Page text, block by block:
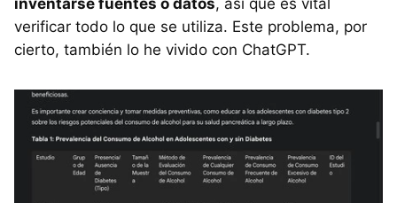
verificar todo lo que se utiliza. Este problema, por
cierto, también lo he vivido con ChatGPT.